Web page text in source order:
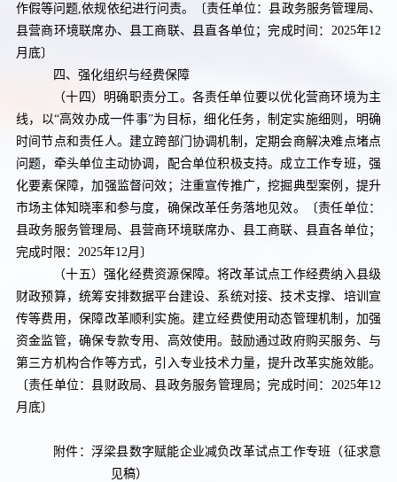
作假等问题 ,依规依纪进行问责。
〔责任单位：县政务服务管理局、
县营商环境联席办、县工商联、县直各单位；完成时间： 2025年12
月底〕
四、强化组织与经费保障
（十四）明确职责分工。 各责任单位要以优化营商环境为主
线，以“高效办成一件事”为目标，细化任务，制定实施细则，明确
时间节点和责任人。建立跨部门协调机制，定期会商解决难点堵点
问题，牵头单位主动协调，配合单位积极支持。成立工作专班，强
化要素保障，加强监督问效；注重宣传推广，挖掘典型案例，提升
市场主体知晓率和参与度，确保改革任务落地见效。
〔责任单位：
县政务服务管理局、县营商环境联席办、县工商联、县直各单位；
完成时限： 2025年12 月〕
（十五）强化经费资源保障。将改革试点工作经费纳入县级
财政预算，统筹安排数据平台建设、系统对接、技术支撑、培训宣
传等费用，保障改革顺利实施。建立经费使用动态管理机制，加强
资金监管，确保专款专用、高效使用。鼓励通过政府购买服务、与
第三方机构合作等方式，引入专业技术力量，提升改革实施效能。
〔责任单位：县财政局、县政务服务管理局；完成时间： 2025年12
月底〕
附件：浮梁县数字赋能企业减负改革试点工作专班（征求意
见稿）